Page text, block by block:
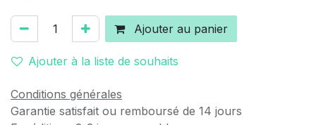
Ajouter au panier
Ajouter à la liste de souhaits
Conditions générales
Garantie satisfait ou remboursé de 14 jours